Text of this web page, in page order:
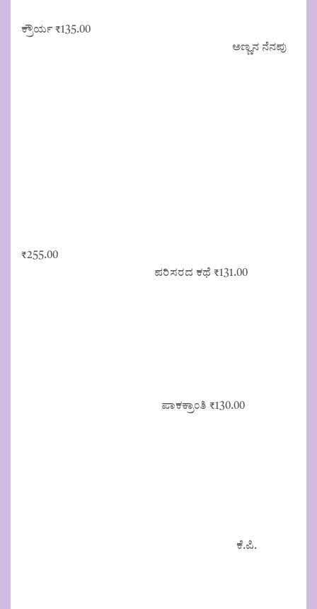
ಕ್ರೌರ್ಯ ₹135.00
ಅಣ್ಣನ ನೆನಪು
₹255.00
ಪರಿಸರದ ಕಥೆ ₹131.00
ಪಾಕಕ್ರಾಂತಿ ₹130.00
ಕೆ.ಪಿ.